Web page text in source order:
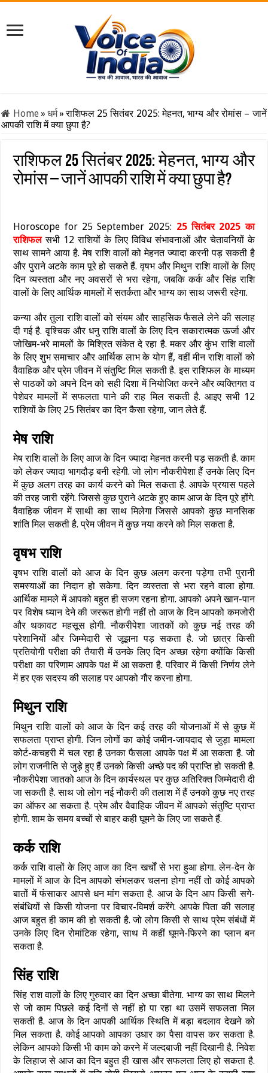
Home» धर्म»राशिफल 25 सितंबर 2025: मेहनत, भाग्य और रोमांस – जानें
आपकी राशि में क्या छुपा है?
राशिफल 25 सितंबर 2025: मेहनत, भाग्य और
रोमांस – जानें आपकी राशि में क्या छुपा है?
Horoscope for 25 September 2025: 25 सितंबर 2025 का
राशिफलसभी 12 राशियों के लिए विविध संभावनाओं और चेतावनियों के
साथ सामने आया है. मेष राशि वालों को मेहनत ज्यादा करनी पड़ सकती है
और पुराने अटके काम पूरे हो सकते हैं. वृषभ और मिथुन राशि वालों के लिए
दिन व्यस्तता और नए अवसरों से भरा रहेगा, जबकि कर्क और सिंह राशि
वालों के लिए आर्थिक मामलों में सतर्कता और भाग्य का साथ जरूरी रहेगा.
कन्या और तुला राशि वालों को संयम और साहसिक फैसले लेने की सलाह
दी गई है. वृश्चिक और धनु राशि वालों के लिए दिन सकारात्मक ऊर्जा और
जोखिम-भरे मामलों के मिश्रित संकेत दे रहा है. मकर और कुंभ राशि वालों
के लिए शुभ समाचार और आर्थिक लाभ के योग हैं, वहीं मीन राशि वालों को
वैवाहिक और प्रेम जीवन में संतुष्टि मिल सकती है. इस राशिफल के माध्यम
से पाठकों को अपने दिन को सही दिशा में नियोजित करने और व्यक्तिगत व
पेशेवर मामलों में सफलता पाने की राह मिल सकती है. आइए सभी 12
राशियों के लिए 25 सितंबर का दिन कैसा रहेगा, जान लेते हैं.
मेष राशि
मेष राशि वालों के लिए आज के दिन ज्यादा मेहनत करनी पड़ सकती है. काम
को लेकर ज्यादा भागदौड़ बनी रहेगी. जो लोग नौकरीपेशा हैं उनके लिए दिन
में कुछ अलग तरह का कार्य करने को मिल सकता है. आपके प्रयास पहले
की तरह जारी रहेंगे. जिससे कुछ पुराने अटके हुए काम आज के दिन पूरे होंगे.
वैवाहिक जीवन में साथी का साथ मिलेगा जिससे आपको कुछ मानसिक
शांति मिल सकती है. प्रेम जीवन में कुछ नया करने को मिल सकता है.
वृषभ राशि
वृषभ राशि वालों को आज के दिन कुछ अलग करना पड़ेगा तभी पुरानी
समस्याओं का निदान हो सकेगा. दिन व्यस्तता से भरा रहने वाला होगा.
आर्थिक मामले में आपको बहुत ही सजग रहना होगा. आपको अपने खान-पान
पर विशेष ध्यान देने की जररूत होगी नहीं तो आज के दिन आपको कमजोरी
और थकावट महसूस होगी. नौकरीपेशा जातकों को कुछ नई तरह की
परेशानियों और जिम्मेदारी से जूझना पड़ सकता है. जो छात्र किसी
प्रतियोगी परीक्षा की तैयारी में उनके लिए दिन अच्छा रहेगा क्योंकि किसी
परीक्षा का परिणाम आपके पक्ष में आ सकता है. परिवार में किसी निर्णय लेने
में हर एक सदस्य की सलाह पर आपको गौर करना होगा.
मिथुन राशि
मिथुन राशि वालों को आज के दिन कई तरह की योजनाओं में से कुछ में
सफलता प्राप्त होगी. जिन लोगों का कोई जमीन-जायदाद से जुड़ा मामला
कोर्ट-कचहरी में चल रहा है उनका फैसला आपके पक्ष में आ सकता है. जो
लोग राजनीति से जुड़े हुए हैं उनको किसी अच्छे पद की प्राप्ति हो सकती है.
नौकरीपेशा जातको आज के दिन कार्यस्थल पर कुछ अतिरिक्त जिम्मेदारी दी
जा सकती है. साथ जो लोग नई नौकरी की तलाश में हैं उनको कुछ नए तरह
का ऑफर आ सकता है. प्रेम और वैवाहिक जीवन में आपको संतुष्टि प्राप्त
होगी. शाम के समय बच्चों से बाहर कही घूमने के लिए जा सकते हैं.
कर्क राशि
कर्क राशि वालों के लिए आज का दिन खर्चों से भरा हुआ होगा. लेन-देन के
मामलों में आज के दिन आपको संभलकर चलना होगा नहीं तो कोई आपको
बातों में फंसाकर आपसे धन मांग सकता है. आज के दिन आप किसी सगे-
संबंधियों से किसी योजना पर विचार-विमर्श करेंगे. आपके पिता की सलाह
आज बहुत ही काम की हो सकती है. जो लोग किसी से साथ प्रेम संबंधों में
उनके लिए दिन रोमांटिक रहेगा, साथ में कहीं घूमने-फिरने का प्लान बन
सकता है.
सिंह राशि
सिंह राश वालों के लिए गुरुवार का दिन अच्छा बीतेगा. भाग्य का साथ मिलने
से जो काम पिछले कई दिनों से नहीं हो पा रहा था उसमें सफलता मिल
सकती है. आज के दिन आपकी आर्थिक स्थिति में बड़ा बदलाव देखने को
मिल सकता है. कोई आपको आपका उधार का पैसा वापस कर सकता है.
लेकिन आपको किसी भी काम को करने में जल्दबाजी नहीं दिखानी है. निवेश
के लिहाज से आज का दिन बहुत ही खास और सफलता लिए हो सकता है.